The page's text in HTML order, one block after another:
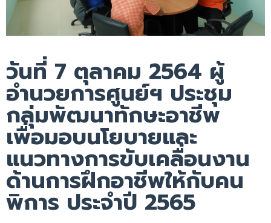
วันที่ 7 ตุลาคม 2564 ผู้
อำนวยการศูนย์ฯ ประชุม
กลุ่มพัฒนาทักษะอาชีพ
เพื่อมอบนโยบายและ
แนวทางการขับเคลื่อนงาน
ด้านการฝึกอาชีพให้กับคน
พิการ ประจำปี 2565